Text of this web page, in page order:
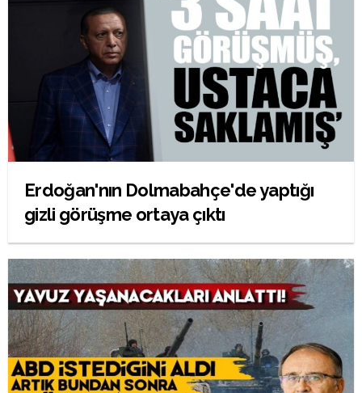
Erdoğan'nın Dolmabahçe'de yaptığı
gizli görüşme ortaya çıktı